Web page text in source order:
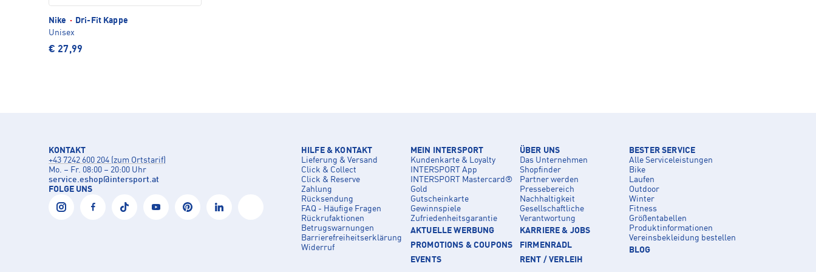
Nike ·
Dri-Fit Kappe
Unisex
€ 27,99
KONTAKT
+43 7242 600 204 (zum Ortstarif)
Mo. – Fr. 08:00 – 20:00 Uhr
service.eshop@intersport.at
FOLGE UNS
HILFE & KONTAKT
Lieferung & Versand
Click & Collect
Click & Reserve
Zahlung
Rücksendung
FAQ - Häufige Fragen
Rückrufaktionen
Betrugswarnungen
Barrierefreiheitserklärung
Widerruf
MEIN INTERSPORT
Kundenkarte & Loyalty
INTERSPORT App
INTERSPORT Mastercard®
Gold
Gutscheinkarte
Gewinnspiele
Zufriedenheitsgarantie
AKTUELLE WERBUNG
PROMOTIONS & COUPONS
EVENTS
ÜBER UNS
Das Unternehmen
Shopfinder
Partner werden
Pressebereich
Nachhaltigkeit
Gesellschaftliche
Verantwortung
KARRIERE & JOBS
FIRMENRADL
RENT / VERLEIH
BESTER SERVICE
Alle Serviceleistungen
Bike
Laufen
Outdoor
Winter
Fitness
Größentabellen
Produktinformationen
Vereinsbekleidung bestellen
BLOG